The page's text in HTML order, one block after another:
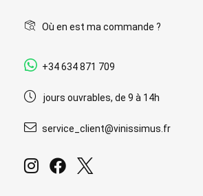
Où en est ma commande ?
+34 634 871 709
jours ouvrables, de 9 à 14h
service_client@vinissimus.fr